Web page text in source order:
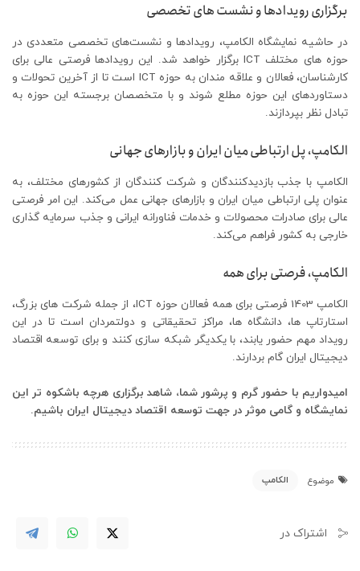
برگزاری رویدادها و نشست های تخصصی
در حاشیه نمایشگاه الکامپ، رویدادها و نشست‌های تخصصی متعددی در
حوزه های مختلف ICT برگزار خواهد شد. این رویدادها فرصتی عالی برای
کارشناسان، فعالان و علاقه مندان به حوزه ICT است تا از آخرین تحولات و
دستاوردهای این حوزه مطلع شوند و با متخصصان برجسته این حوزه به
تبادل نظر بپردازند.
الکامپ، پل ارتباطی میان ایران و بازارهای جهانی
الکامپ با جذب بازدیدکنندگان و شرکت کنندگان از کشورهای مختلف، به
عنوان پلی ارتباطی میان ایران و بازارهای جهانی عمل می‌کند. این امر فرصتی
عالی برای صادرات محصولات و خدمات فناورانه ایرانی و جذب سرمایه گذاری
خارجی به کشور فراهم می‌کند.
الکامپ، فرصتی برای همه
الکامپ 1403 فرصتی برای همه فعالان حوزه ICT، از جمله شرکت های بزرگ،
استارتاپ ها، دانشگاه ها، مراکز تحقیقاتی و دولتمردان است تا در این
رویداد مهم حضور یابند، با یکدیگر شبکه سازی کنند و برای توسعه اقتصاد
دیجیتال ایران گام بردارند.
امیدواریم با حضور گرم و پرشور شما، شاهد برگزاری هرچه باشکوه تر این
نمایشگاه و گامی موثر در جهت توسعه اقتصاد دیجیتال ایران باشیم.
موضوع الکامپ
اشتراک در